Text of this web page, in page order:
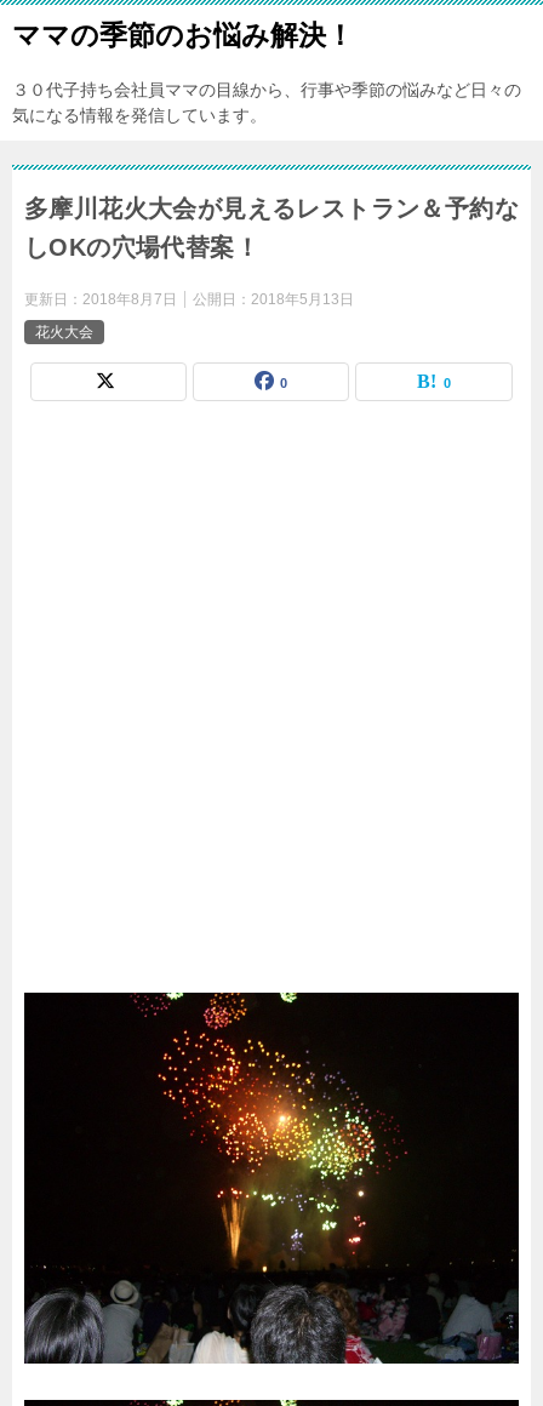
ママの季節のお悩み解決！
３０代子持ち会社員ママの目線から、行事や季節の悩みなど日々の
気になる情報を発信しています。
多摩川花火大会が見えるレストラン＆予約な
しOKの穴場代替案！
更新日： 2018年8月7日 公開日： 2018年5月13日
花火大会
0 0